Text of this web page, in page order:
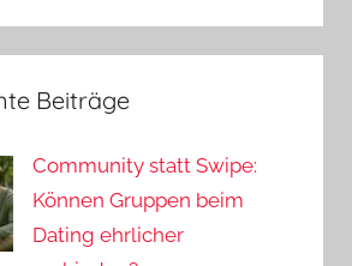
Beiträge
Community statt Swipe:
Können Gruppen beim
Dating ehrlicher